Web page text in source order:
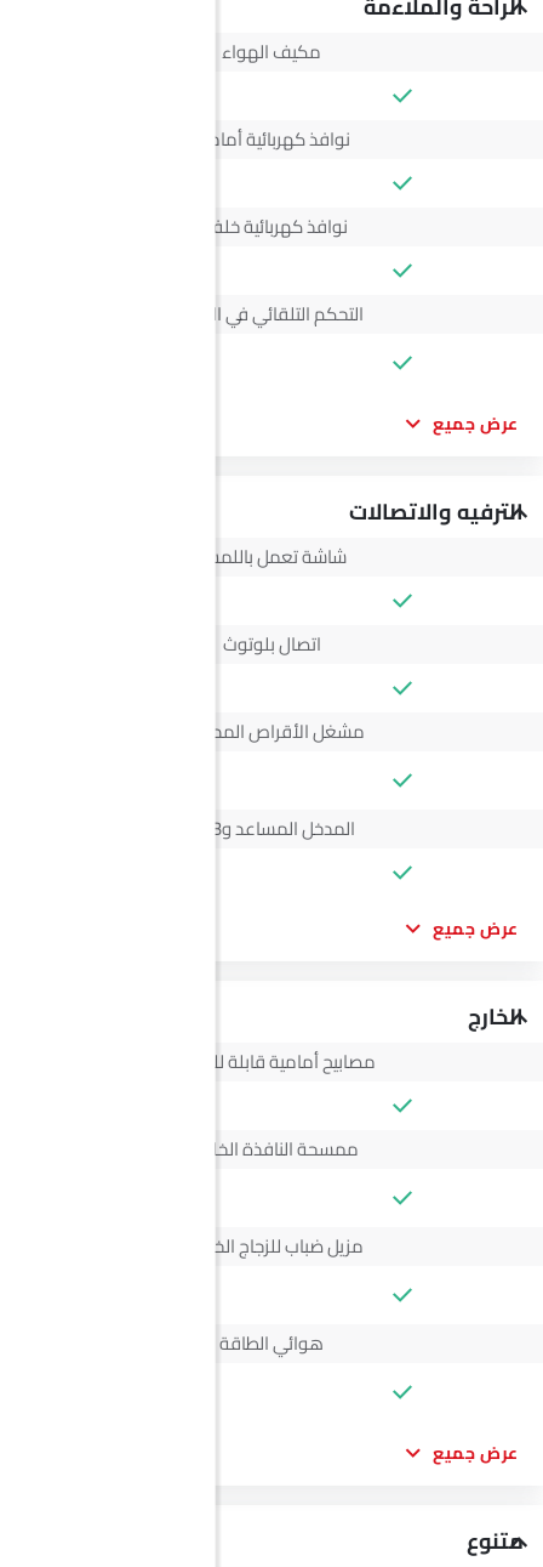
مكيف الهواء
نوافذ كهربائية أمامية
نوافذ كهربائية خلفية
التحكم التلقائي في المناخ
عرض جميع
الترفيه والاتصالات
شاشة تعمل باللمس
اتصال بلوتوث
مشغل الأقراص المدمجة
المدخل المساعد وUSB
عرض جميع
الخارج
مصابيح أمامية قابلة للتعديل
ممسحة النافذة الخلفية
مزيل ضباب للزجاج الخلفي
هوائي الطاقة
عرض جميع
متنوع